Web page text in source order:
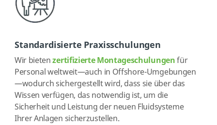
Standardisierte Praxisschulungen
Wir bietenzertifizierte Montageschulungenfür
Personal weltweit—auch in Offshore-Umgebungen
—wodurch sichergestellt wird, dass sie über das
Wissen verfügen, das notwendig ist, um die
Sicherheit und Leistung der neuen Fluidsysteme
Ihrer Anlagen sicherzustellen.